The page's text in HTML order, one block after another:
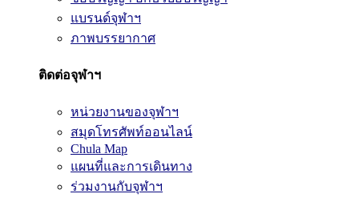
แบรนด์จุฬาฯ
ภาพบรรยากาศ
ติดต่อจุฬาฯ
หน่วยงานของจุฬาฯ
สมุดโทรศัพท์ออนไลน์
Chula Map
แผนที่และการเดินทาง
ร่วมงานกับจุฬาฯ